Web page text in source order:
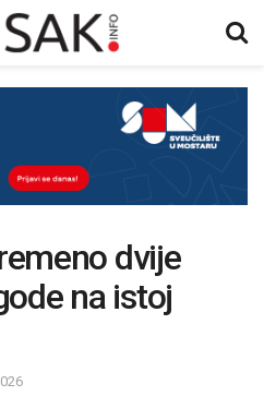
dvije
na istoj